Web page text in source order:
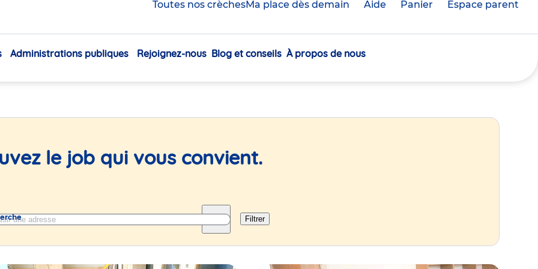
Toutes nos crèchesMa place dès demain Aide Panier crèche(s)
Espace parent
Navigation
Administrations publiques Rejoignez-nous Blog et conseils À propos de nous
en crèche et au siège
le job qui vous convient.
Filtrer